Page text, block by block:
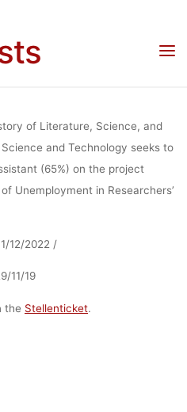
AND
OF
Research assistant (65%) on the project
of Literature, Science, and
and Technology seeks to
(65%) on the project
Unemployment in Researchers’
12/2022 /
11/19
the Stellenticket.